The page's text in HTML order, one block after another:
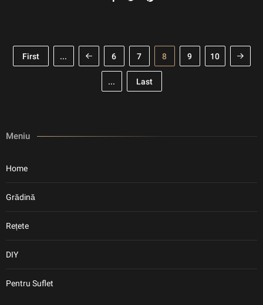
First ... 6 7 8 9 10
... Last
Meniu
Home
Grădină
Rețete
DIY
Pentru Suflet